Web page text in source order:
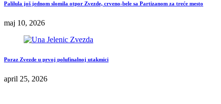
Palilula još jednom slomila otpor Zvezde, crveno-bele sa Partizanom za treće mesto
maj 10, 2026
Poraz Zvezde u prvoj polufinalnoj utakmici
april 25, 2026